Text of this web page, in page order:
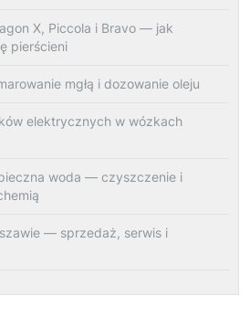
X, Piccola i Bravo — jak
pierścieni
mgłą i dozowanie oleju
elektrycznych w wózkach
woda — czyszczenie i
— sprzedaż, serwis i